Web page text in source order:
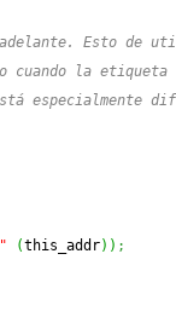
Esto de
la etiqueta
especialmente
(this_addr) ) ;